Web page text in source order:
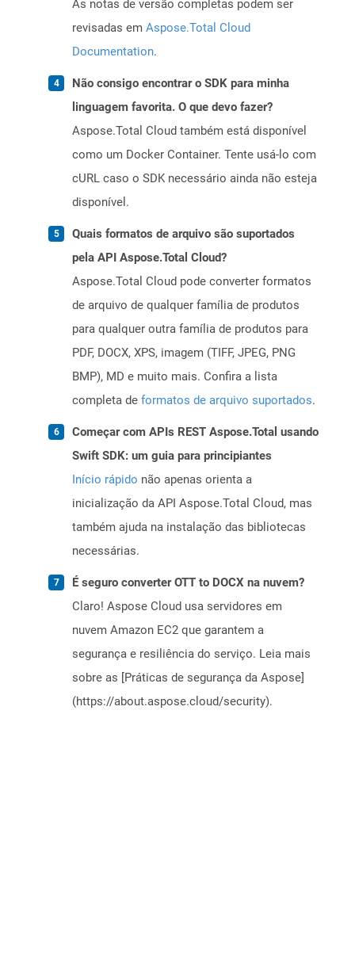
As notas de versão completas podem ser
revisadas em Aspose.Total Cloud
Documentation.
Não consigo encontrar o SDK para minha
linguagem favorita. O que devo fazer?
Aspose.Total Cloud também está disponível
como um Docker Container. Tente usá-lo com
cURL caso o SDK necessário ainda não esteja
disponível.
Quais formatos de arquivo são suportados
pela API Aspose.Total Cloud?
Aspose.Total Cloud pode converter formatos
de arquivo de qualquer família de produtos
para qualquer outra família de produtos para
PDF, DOCX, XPS, imagem (TIFF, JPEG, PNG
BMP), MD e muito mais. Confira a lista
completa de formatos de arquivo suportados.
Começar com APIs REST Aspose.Total usando
Swift SDK: um guia para principiantes
Início rápido não apenas orienta a
inicialização da API Aspose.Total Cloud, mas
também ajuda na instalação das bibliotecas
necessárias.
É seguro converter OTT to DOCX na nuvem?
Claro! Aspose Cloud usa servidores em
nuvem Amazon EC2 que garantem a
segurança e resiliência do serviço. Leia mais
sobre as [Práticas de segurança da Aspose]
(https://about.aspose.cloud/security).